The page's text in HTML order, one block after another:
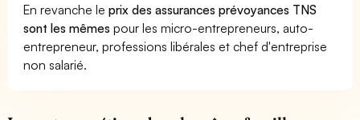
En revanche leprix des assurances prévoyances TNS
sont les mêmes pour les micro-entrepreneurs, auto-
entrepreneur, professions libérales et chef d'entreprise
non salarié.